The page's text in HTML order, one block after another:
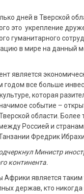
дней в Тверской
это укрепление
гуманитарного
в мире на данный
является
все больше
которая
событие –
области.
Россией и
Фредрик
Министр
континента.
является
держав, кто